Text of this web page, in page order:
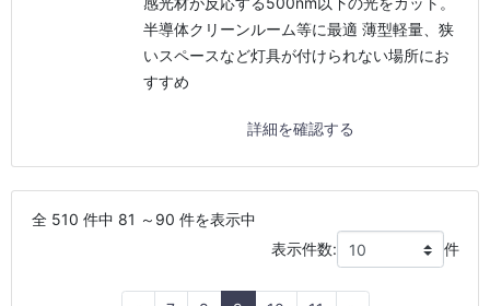
半導体クリーンルーム等に最適 薄型軽量、狭
いスペースなど灯具が付けられない場所にお
すすめ
詳細を確認する
全 510 件中 81 ～90 件を表示中
表示件数:
件